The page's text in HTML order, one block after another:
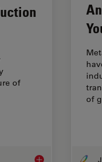
of
Metallography – an
of